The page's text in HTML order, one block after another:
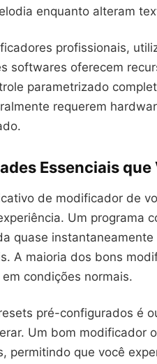
enquanto alteram
profissionais,
softwares oferecem
parametrizado
requerem
Essenciais que
de modificador de
Um programa
quase
A maioria dos bons
condições normais.
pré-configurados é
Um bom modificador
permitindo que você